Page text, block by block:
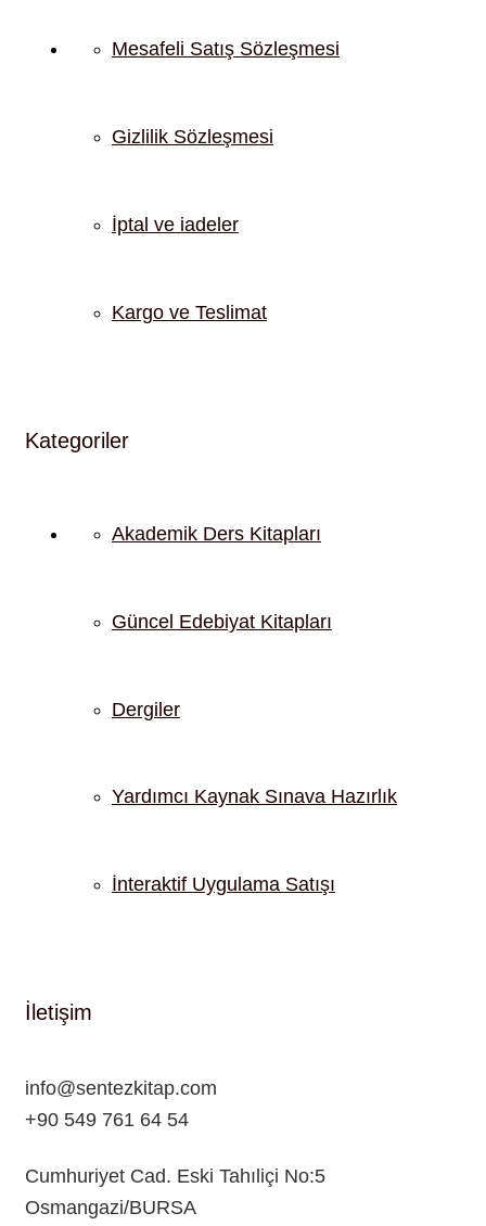
Mesafeli Satış Sözleşmesi
Gizlilik Sözleşmesi
İptal ve iadeler
Kargo ve Teslimat
Kategoriler
Akademik Ders Kitapları
Güncel Edebiyat Kitapları
Dergiler
Yardımcı Kaynak Sınava Hazırlık
İnteraktif Uygulama Satışı
İletişim
info@sentezkitap.com
+90 549 761 64 54
Cumhuriyet Cad. Eski Tahıliçi No:5
Osmangazi/BURSA